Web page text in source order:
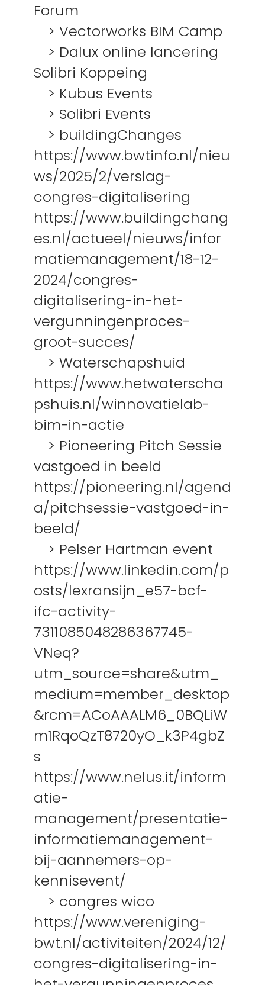
Forum
> Vectorworks BIM Camp
> Dalux online lancering
Solibri Koppeing
> Kubus Events
> Solibri Events
> buildingChanges
https://www.bwtinfo.nl/nieu
ws/2025/2/verslag-
congres-digitalisering
https://www.buildingchang
es.nl/actueel/nieuws/infor
matiemanagement/18-12-
2024/congres-
digitalisering-in-het-
vergunningenproces-
groot-succes/
> Waterschapshuid
https://www.hetwaterscha
pshuis.nl/winnovatielab-
bim-in-actie
> Pioneering Pitch Sessie
vastgoed in beeld
https://pioneering.nl/agend
a/pitchsessie-vastgoed-in-
beeld/
> Pelser Hartman event
https://www.linkedin.com/p
osts/lexransijn_e57-bcf-
ifc-activity-
7311085048286367745-
VNeq?
utm_source=share&utm_
medium=member_desktop
&rcm=ACoAAALM6_0BQLiW
m1RqoQzT8720yO_k3P4gbZ
s
https://www.nelus.it/inform
atie-
management/presentatie-
informatiemanagement-
bij-aannemers-op-
kennisevent/
> congres wico
https://www.vereniging-
bwt.nl/activiteiten/2024/12/
congres-digitalisering-in-